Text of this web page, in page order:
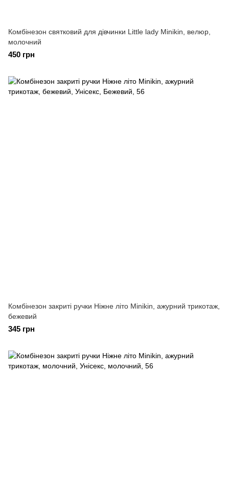
Комбінезон святковий для дівчинки Little lady Minikin, велюр,
молочний
450 грн
Комбінезон закриті ручки Ніжне літо Minikin, ажурний трикотаж,
бежевий
345 грн